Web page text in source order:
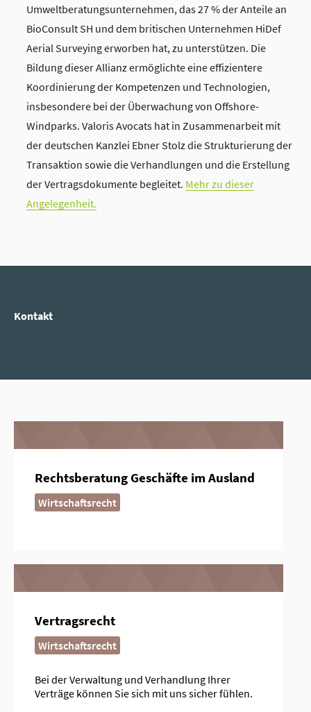
Umweltberatungsunternehmen, das 27 % der Anteile an
BioConsult SH und dem britischen Unternehmen HiDef
Aerial Surveying erworben hat, zu unterstützen. Die
Bildung dieser Allianz ermöglichte eine effizientere
Koordinierung der Kompetenzen und Technologien,
insbesondere bei der Überwachung von Offshore-
Windparks. Valoris Avocats hat in Zusammenarbeit mit
der deutschen Kanzlei Ebner Stolz die Strukturierung der
Transaktion sowie die Verhandlungen und die Erstellung
der Vertragsdokumente begleitet. Mehr zu dieser
Angelegenheit.
Kontakt
Rechtsberatung Geschäfte im Ausland
Wirtschaftsrecht
Vertragsrecht
Wirtschaftsrecht
Bei der Verwaltung und Verhandlung Ihrer
Verträge können Sie sich mit uns sicher fühlen.